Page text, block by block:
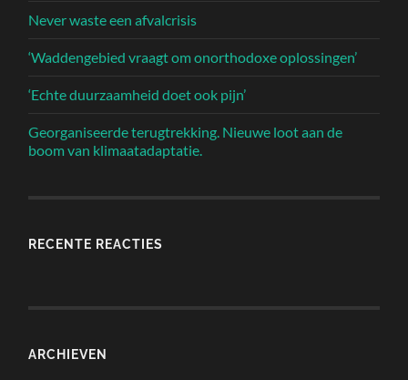
Never waste een afvalcrisis
‘Waddengebied vraagt om onorthodoxe oplossingen’
‘Echte duurzaamheid doet ook pijn’
Georganiseerde terugtrekking. Nieuwe loot aan de
boom van klimaatadaptatie.
RECENTE REACTIES
ARCHIEVEN